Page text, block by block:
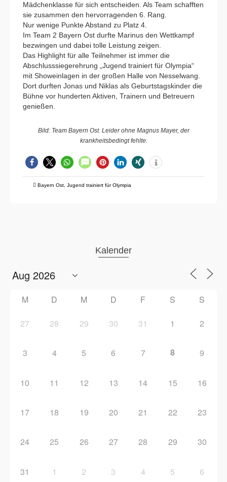
Mädchenklasse für sich entscheiden. Als Team schafften
sie zusammen den hervorragenden 6. Rang.
Nur wenige Punkte Abstand zu Platz 4.
Im Team 2 Bayern Ost durfte Marinus den Wettkampf
bezwingen und dabei tolle Leistung zeigen.
Das Highlight für alle Teilnehmer ist immer die
Abschlusssiegerehrung „Jugend trainiert für Olympia“
mit Showeinlagen in der großen Halle von Nesselwang.
Dort durften Jonas und Niklas als Geburtstagskinder die
Bühne vor hunderten Aktiven, Trainern und Betreuern
genießen.
Bild: Team Bayern Ost. Leider ohne Magnus Mayer, der
krankheitsbedingt fehlte.
Bayern Ost Jugend trainiert für Olympia
Kalender
M D M D F S S
27 28 29 30 31 1 2
3 4 5 6 7 8 9
10 11 12 13 14 15 16
17 18 19 20 21 22 23
24 25 26 27 28 29 30
31 1 2 3 4 5 6